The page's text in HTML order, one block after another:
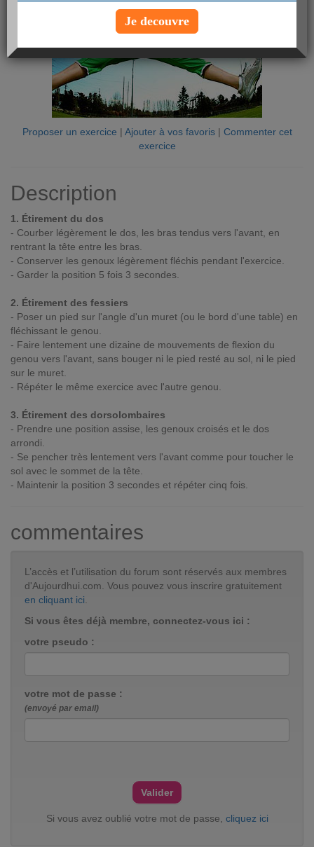
Proposer un exercice | Ajouter à vos favoris| Commenter cet
exercice
Description
1. Étirement du dos
- Courber légèrement le dos, les bras tendus vers l'avant, en
rentrant la tête entre les bras.
- Conserver les genoux légèrement fléchis pendant l'exercice.
- Garder la position 5 fois 3 secondes.
2. Étirement des fessiers
- Poser un pied sur l'angle d'un muret (ou le bord d'une table) en
fléchissant le genou.
- Faire lentement une dizaine de mouvements de flexion du
genou vers l'avant, sans bouger ni le pied resté au sol, ni le pied
sur le muret.
- Répéter le même exercice avec l'autre genou.
3. Étirement des dorsolombaires
- Prendre une position assise, les genoux croisés et le dos
arrondi.
- Se pencher très lentement vers l'avant comme pour toucher le
sol avec le sommet de la tête.
- Maintenir la position 3 secondes et répéter cinq fois.
commentaires
L’accès et l’utilisation du forum sont réservés aux membres
d'Aujourdhui.com. Vous pouvez vous inscrire gratuitement
en cliquant ici
Si vous êtes déjà membre, connectez-vous ici :
votre pseudo :
votre mot de passe :
(envoyé par email)
Si vous avez oublié votre mot de passe, cliquez ici
Je decouvre